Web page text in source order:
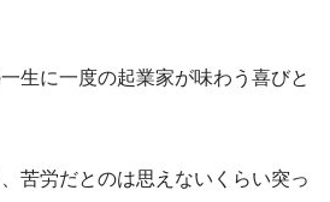
生に一度の起業家が味わう喜びと
苦労だとのは思えないくらい突っ